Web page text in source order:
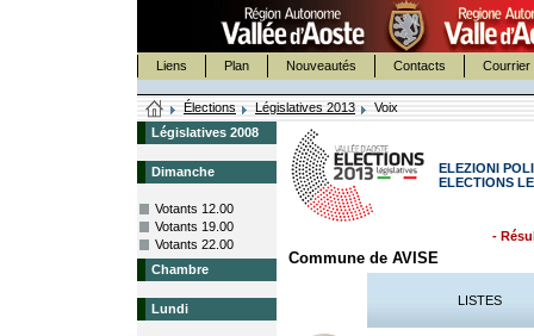
Liens Plan Nouveautés Contacts Courrier
Élections Législatives 2013
Voix
Législatives 2008
Dimanche
Votants 12.00
Votants 19.00
Votants 22.00
Chambre
Lundi
ELEZIONI
ELECTIONS
-
Commune de AVISE
LISTES